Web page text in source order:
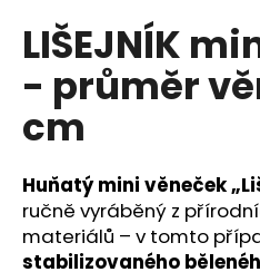
produktu
je
z
hvězdiček.
LIŠEJNÍK
- průměr
cm
Huňatý mini věneček
ručně vyráběný z
materiálů – v tomto
stabilizovaného
o
p
o
r
u
u
j
e
m